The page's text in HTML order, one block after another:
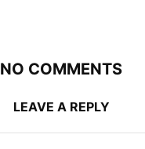
NO COMMENTS
LEAVE A REPLY